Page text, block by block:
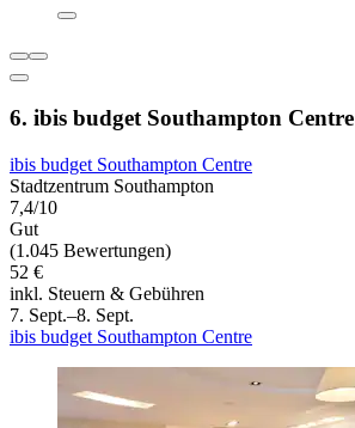
6. ibis budget Southampton Centre
ibis budget Southampton Centre
Stadtzentrum Southampton
7,4/10
Gut
(1.045 Bewertungen)
52 €
inkl. Steuern & Gebühren
7. Sept.–8. Sept.
ibis budget Southampton Centre